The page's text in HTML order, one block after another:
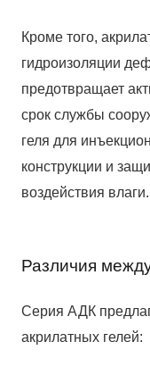
Кроме того,
гидроизоляции
предотвращает
срок службы
геля для
конструкции и
воздействия влаги.
Различия
Серия АДК
акрилатных гелей: